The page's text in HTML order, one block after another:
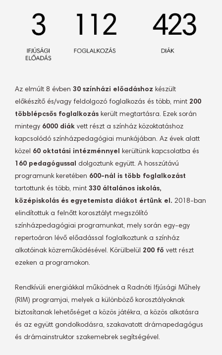
Az elmúlt 8 évben 30 színházi előadáshoz készült
előkészítő és/vagy feldolgozó foglalkozás és több, mint 200
többlépcsős foglalkozás került megtartásra. Ezek során
mintegy 6000 diák vett részt a színház közoktatáshoz
kapcsolódó színházpedagógiai munkájában. Az évek alatt
közel 60 oktatási intézménnyel kerültünk kapcsolatba és
160 pedagógussal dolgoztunk együtt. A hosszútávú
programunk keretében 600-nál is több foglalkozást
tartottunk és több, mint 330 általános iskolás,
középiskolás és egyetemista diákot értünk el. 2018-ban
elindítottuk a felnőtt korosztályt megszólító
színházpedagógiai programunkat, mely során egy-egy
repertoáron lévő előadással foglalkoztunk a színház
alkotóinak közreműködésével. Körülbelül 200 fő vett részt
ezeken a programokon.
Rendkívüli energiákkal működnek a Radnóti Ifjúsági Műhely
(RIM) programjai, melyek a különböző korosztályoknak
biztosítanak lehetőséget a közös játékra, a közös alkotásra
és az együtt gondolkodásra, szakavatott drámapedagógus
és drámainstruktor szakemebrek segítségével.